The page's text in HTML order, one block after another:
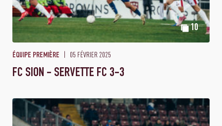
10
ÉQUIPE PREMIÈRE 05 FÉVRIER 2025
FC SION - SERVETTE FC 3-3